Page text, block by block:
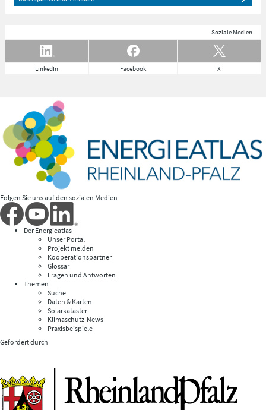
Soziale Medien
LinkedIn Facebook X
Folgen Sie uns auf den sozialen Medien
Der Energieatlas
Unser Portal
Projekt melden
Kooperationspartner
Glossar
Fragen und Antworten
Themen
Suche
Daten & Karten
Solarkataster
Klimaschutz-News
Praxisbeispiele
Gefördert durch